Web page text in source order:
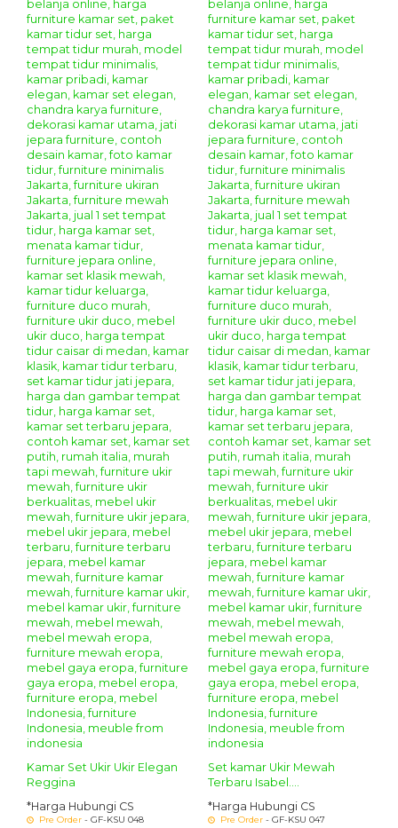
Kamar Set Ukir Ukir Elegan
Reggina
*Harga Hubungi CS
Pre Order - GF-KSU 048
Set kamar Ukir Mewah
Terbaru Isabel....
*Harga Hubungi CS
Pre Order - GF-KSU 047